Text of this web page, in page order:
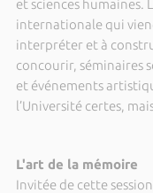
et sciences humaines.
internationale qui
interpréter et à
concourir, séminaires
et événements
l’Université certes,
L'art de la mémoire
Invitée de cette